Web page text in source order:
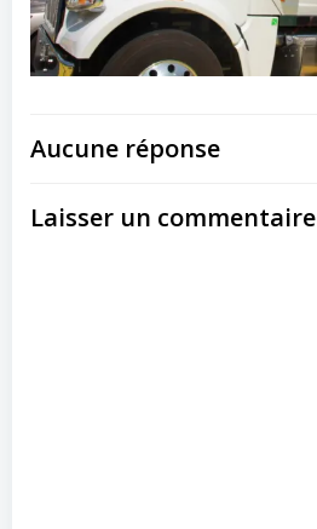
Aucune réponse
Laisser un commentaire